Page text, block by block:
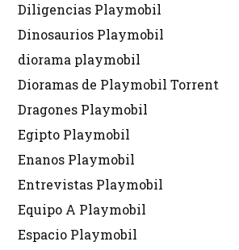
Diligencias Playmobil
Dinosaurios Playmobil
diorama playmobil
Dioramas de Playmobil Torrent
Dragones Playmobil
Egipto Playmobil
Enanos Playmobil
Entrevistas Playmobil
Equipo A Playmobil
Espacio Playmobil